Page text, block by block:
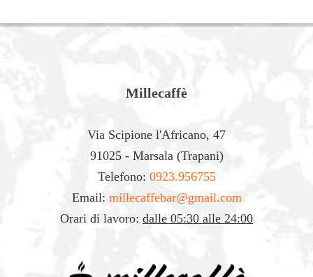
Millecaffè
Via Scipione l'Africano, 47
91025 - Marsala (Trapani)
Telefono: 0923.956755
Email: millecaffebar@gmail.com
Orari di lavoro: dalle 05:30 alle 24:00